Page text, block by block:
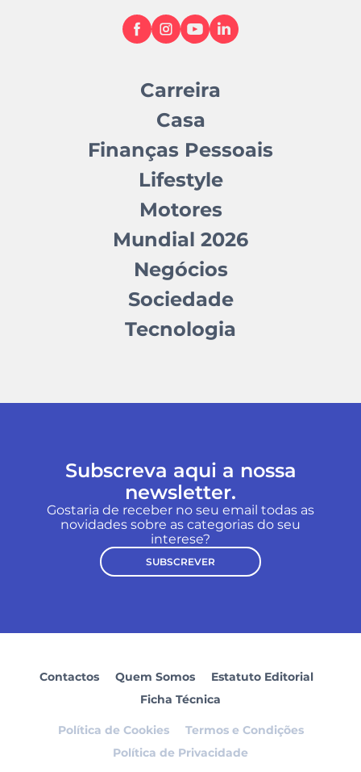
Carreira
Casa
Finanças Pessoais
Lifestyle
Motores
Mundial 2026
Negócios
Sociedade
Tecnologia
Subscreva aqui a nossa
newsletter.
Gostaria de receber no seu email todas as
novidades sobre as categorias do seu
interese?
SUBSCREVER
Contactos Quem Somos
Estatuto Editorial
Ficha Técnica
Política de Cookies
Termos e Condições
Política de Privacidade